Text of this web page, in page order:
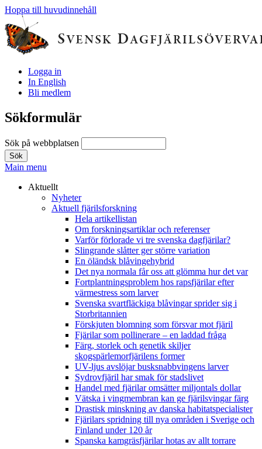
Hoppa till huvudinnehåll
Logga in
In English
Bli medlem
Sökformulär
Sök på webbplatsen
Main menu
Aktuellt
Nyheter
Aktuell fjärilsforskning
Hela artikellistan
Om forskningsartiklar och referenser
Varför förlorade vi tre svenska dagfjärilar?
Slingrande slåtter ger större variation
En öländsk blåvingehybrid
Det nya normala får oss att glömma hur det var
Fortplantningsproblem hos rapsfjärilar efter
värmestress som larver
Svenska svartfläckiga blåvingar sprider sig i
Storbritannien
Förskjuten blomning som försvar mot fjäril
Fjärilar som pollinerare – en laddad fråga
Färg, storlek och genetik skiljer
skogspärlemorfjärilens former
UV-ljus avslöjar busksnabbvingens larver
Sydrovfjäril har smak för stadslivet
Handel med fjärilar omsätter miljontals dollar
Vätska i vingmembran kan ge fjärilsvingar färg
Drastisk minskning av danska habitatspecialister
Fjärilars spridning till nya områden i Sverige och
Finland under 120 år
Spanska kamgräsfjärilar hotas av allt torrare